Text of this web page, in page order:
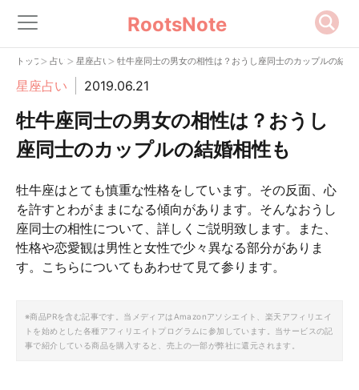
RootsNote
トップ> 占い> 星座占い> 牡牛座同士の男女の相性は？おうし座同士のカップルの結婚
星座占い 2019.06.21
牡牛座同士の男女の相性は？おうし
座同士のカップルの結婚相性も
牡牛座はとても慎重な性格をしています。その反面、心
を許すとわがままになる傾向があります。そんなおうし
座同士の相性について、詳しくご説明致します。また、
性格や恋愛観は男性と女性で少々異なる部分がありま
す。こちらについてもあわせて見て参ります。
※商品PRを含む記事です。当メディアはAmazonアソシエイト、楽天アフィリエイ
トを始めとした各種アフィリエイトプログラムに参加しています。当サービスの記
事で紹介している商品を購入すると、売上の一部が弊社に還元されます。